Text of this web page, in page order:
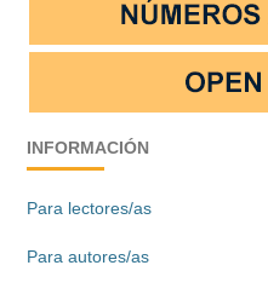
INFORMACIÓN
Para lectores/as
Para autores/as